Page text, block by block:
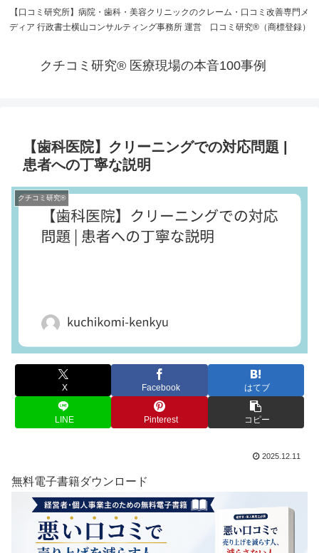
【口コミ研究所】病院・歯科・美容クリニックのクレーム・口コミ改善専門メ
ディア 行政書士横山コンサルティング事務所 運営 口コミ研究®（商標登録）
クチコミ研究® 医療現場の本音100事例
【歯科医院】クリーニングでの対応問題 |
患者への丁寧な説明
クチコミ研究®
X Facebook はてブ
LINE Pinterest コピー
2025.12.11
無料電子書籍ダウンロード